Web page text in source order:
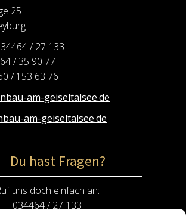
25
/ 27 133
/ 35 90 77
/ 153 63 76
am-geiseltalsee.de
am-geiseltalsee.de
Du hast Fragen?
uns doch einfach an:
034464 / 27 133